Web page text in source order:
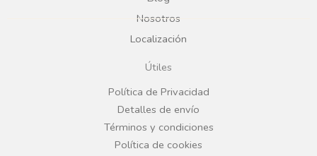
b
o
o
k
g
r
a
Nosotros
Localización
Útiles
Política de Privacidad
Detalles de envío
Términos y condiciones
Política de cookies